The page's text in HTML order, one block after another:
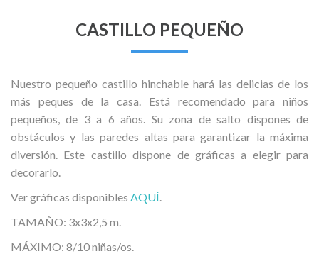
CASTILLO PEQUEÑO
Nuestro pequeño castillo hinchable hará las delicias de los
más peques de la casa. Está recomendado para niños
pequeños, de 3 a 6 años. Su zona de salto dispones de
obstáculos y las paredes altas para garantizar la máxima
diversión. Este castillo dispone de gráficas a elegir para
decorarlo.
Ver gráficas disponibles AQUÍ.
TAMAÑO: 3x3x2,5 m.
MÁXIMO: 8/10 niñas/os.